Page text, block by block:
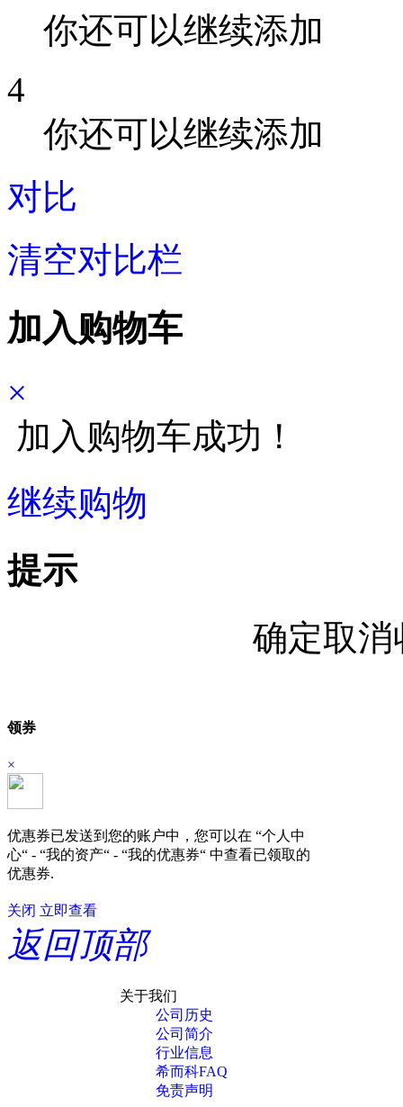
你还可以继续添加
4
你还可以继续添加
对比
清空对比栏
加入购物车
×
加入购物车成功！
继续购物
提示
确定取
领券
×
优惠券已发送到您的账户中，您可以在 “个人中
心“ - “我的资产“ - “我的优惠券“ 中查看已领取的
优惠券.
关闭 立即查看
返回顶部
关于我们
公司历史
公司简介
行业信息
希而科FAQ
免责声明